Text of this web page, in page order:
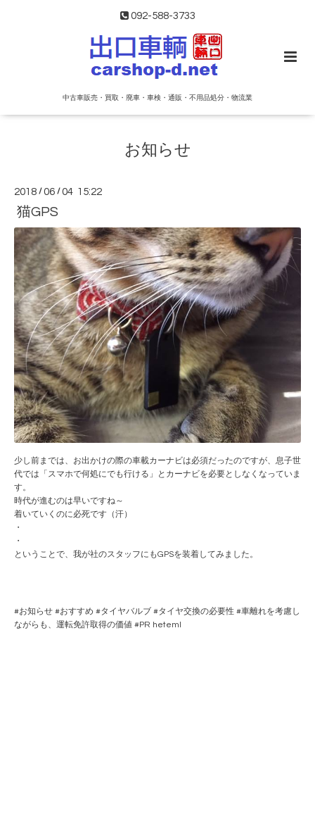
092-588-3733
中古車販売・買取・廃車・車検・通販・不用品処分・物流業
お知らせ
2018 /06 /04 15:22
猫GPS
少し前までは、お出かけの際の車載カーナビは必須だったのですが、息子世
代では「スマホで何処にでも行ける」とカーナビを必要としなくなっていま
す。
時代が進むのは早いですね～
着いていくのに必死です（汗）
・
・
ということで、我が社のスタッフにもGPSを装着してみました。
#お知らせ #おすすめ #タイヤバルブ #タイヤ交換の必要性 #車離れを考慮し
ながらも、運転免許取得の価値 #PR heteml